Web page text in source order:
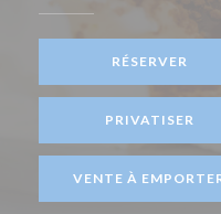
RÉSERVER
PRIVATISER
VENTE À